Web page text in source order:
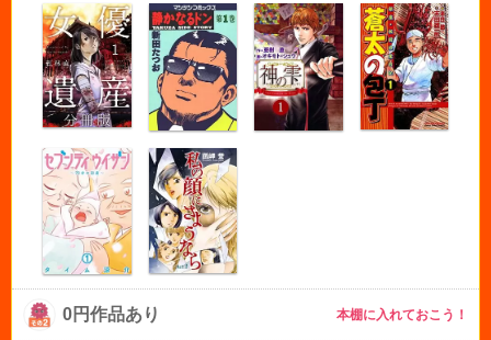
0円作品あり 本棚に入れておこう！